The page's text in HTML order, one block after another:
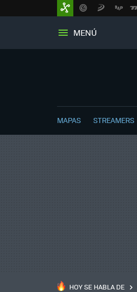
MENÚ
MAPAS STREAMERS
HOY SE HABLA DE